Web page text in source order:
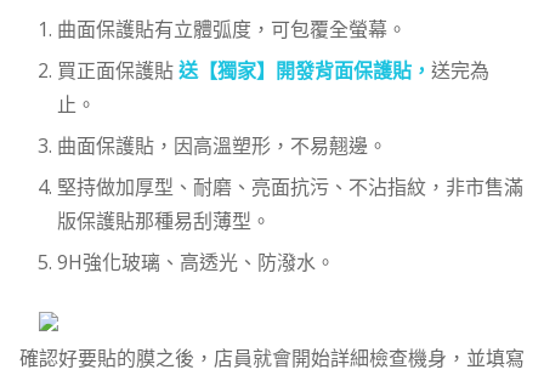
曲面保護貼有立體弧度，可包覆全螢幕。
買正面保護貼送【獨家】開發背面保護貼， 送完為
止。
曲面保護貼，因高溫塑形，不易翹邊。
堅持做加厚型、耐磨、亮面抗污、不沾指紋，非市售滿
版保護貼那種易刮薄型。
9H強化玻璃、高透光、防潑水。
確認好要貼的膜之後，店員就會開始詳細檢查機身，並填寫